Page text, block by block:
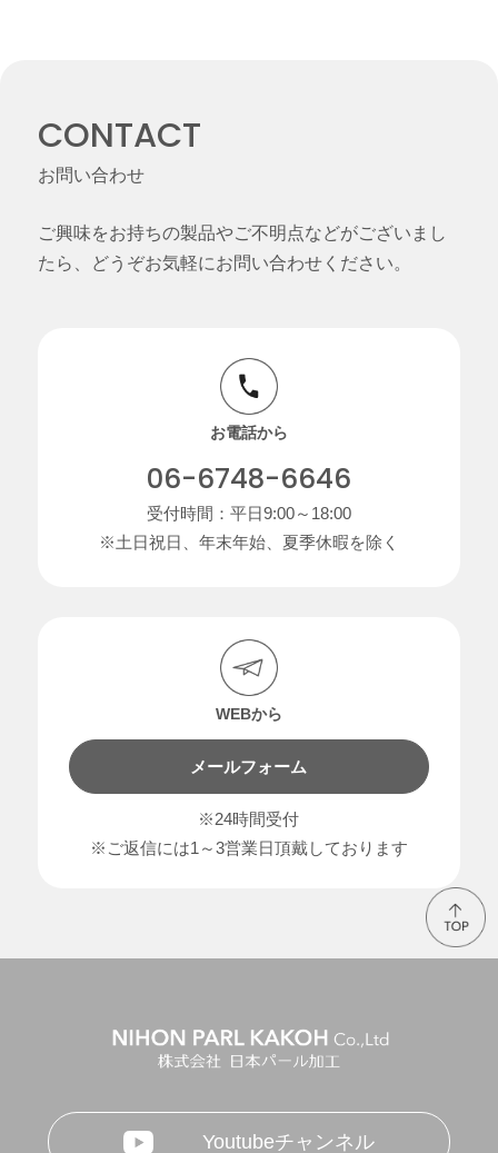
CONTACT
お問い合わせ
ご興味をお持ちの製品やご不明点などがございまし
たら、どうぞお気軽にお問い合わせください。
お電話から
06-6748-6646
受付時間：平日9:00～18:00
※土日祝日、年末年始、夏季休暇を除く
WEBから
メールフォーム
※24時間受付
※ご返信には1～3営業日頂戴しております
Youtubeチャンネル